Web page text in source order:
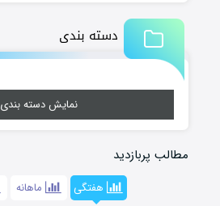
دسته بندی
نمایش دسته بندی
مطالب پربازدید
هفتگی ماهانه